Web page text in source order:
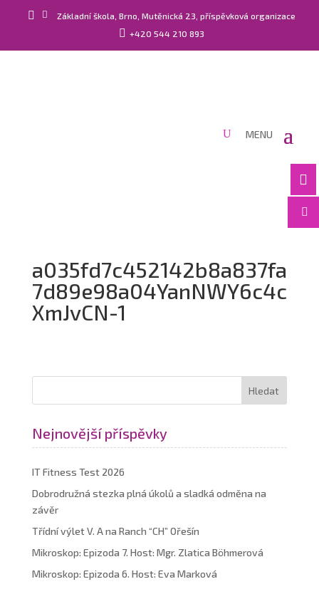
  Základní škola, Brno, Mutěnická 23, příspěvková organizace
 +420 544 210 893


a035fd7c452142b8a837fa
7d89e98a04YanNWY6c4c
XmJvCN-1
Nejnovější příspěvky
IT Fitness Test 2026
Dobrodružná stezka plná úkolů a sladká odměna na
závěr
Třídní výlet V. A na Ranch “CH” Ořešín
Mikroskop: Epizoda 7. Host: Mgr. Zlatica Böhmerová
Mikroskop: Epizoda 6. Host: Eva Marková